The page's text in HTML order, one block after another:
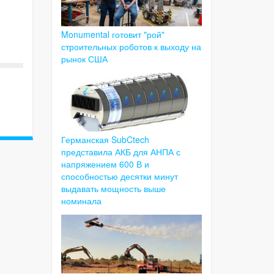
Monumental готовит "рой"
строительных роботов к выходу на
рынок США
Германская SubCtech
представила АКБ для АНПА с
напряжением 600 В и
способностью десятки минут
выдавать мощность выше
номинала